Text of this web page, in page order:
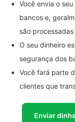
Você envia o
bancos e,
são
O seu dinheiro
segurança dos
Você fará parte
clientes que
Enviar